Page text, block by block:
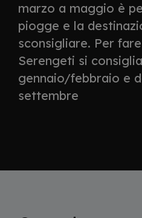
marzo a maggio è
piogge e la
sconsigliare. Per
Serengeti si
gennaio/febbraio e
settembre